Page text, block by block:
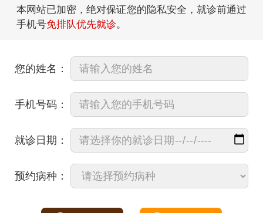
本网站已加密，绝对保证您的隐私安全，就诊前通过
手机号免排队优先就诊。
您的姓名：
手机号码：
就诊日期：
预约病种：